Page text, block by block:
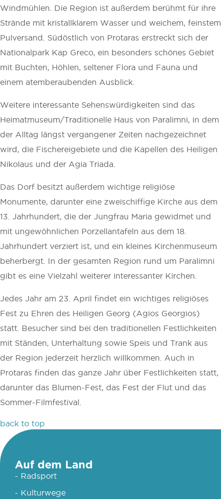
Windmühlen. Die Region ist außerdem berühmt für ihre
Strände mit kristallklarem Wasser und weichem, feinstem
Pulversand. Südöstlich von Protaras erstreckt sich der
Nationalpark Kap Greco, ein besonders schönes Gebiet
mit Buchten, Höhlen, seltener Flora und Fauna und
einem atemberaubenden Ausblick.
Weitere interessante Sehenswürdigkeiten sind das
Heimatmuseum/Traditionelle Haus von Paralimni, in dem
der Alltag längst vergangener Zeiten nachgezeichnet
wird, die Fischereigebiete und die Kapellen des Heiligen
Nikolaus und der Agia Triada.
Das Dorf besitzt außerdem wichtige religiöse
Monumente, darunter eine zweischiffige Kirche aus dem
13. Jahrhundert, die der Jungfrau Maria gewidmet und
mit ungewöhnlichen Porzellantafeln aus dem 18.
Jahrhundert verziert ist, und ein kleines Kirchenmuseum
beherbergt. In der gesamten Region rund um Paralimni
gibt es eine Vielzahl weiterer interessanter Kirchen.
Jedes Jahr am 23. April findet ein wichtiges religiöses
Fest zu Ehren des Heiligen Georg (Agios Georgios)
statt. Besucher sind bei den traditionellen Festlichkeiten
mit Ständen, Unterhaltung sowie Speis und Trank aus
der Region jederzeit herzlich willkommen. Auch in
Protaras finden das ganze Jahr über Festlichkeiten statt,
darunter das Blumen-Fest, das Fest der Flut und das
Sommer-Filmfestival.
back to top
Auf dem Land
- Radsport
- Kulturwege